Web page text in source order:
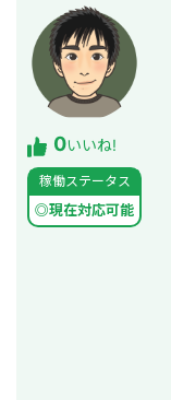
0いいね!
稼働ステータス
◎現在対応可能